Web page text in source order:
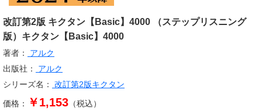
改訂第2版 キクタン【Basic】4000 （ステップリスニング
版）キクタン【Basic】4000
著者：
アルク
出版社：
アルク
シリーズ名：
改訂第2版キクタン
価格： ￥1,153 （税込）